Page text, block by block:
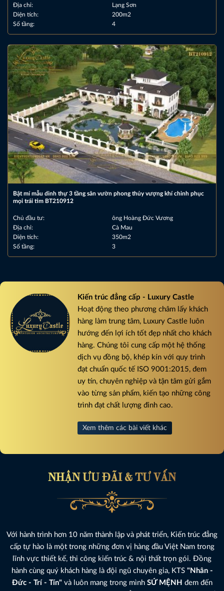
Địa chỉ:
Lạng Sơn
Diện tích:
200m2
Số tầng:
4
Bật mí mẫu dinh thự 3 tầng sân vườn phong thủy vượng khí chinh phục
mọi trái tim BT210912
Chủ đầu tư:
ông Hoàng Đức Vương
Địa chỉ:
Cà Mau
Diện tích:
350m2
Số tầng:
3
Kiến trúc đẳng cấp - Luxury Castle
Hoạt động theo phương châm lấy khách
hàng làm trung tâm, Luxury Castle luôn
hướng đến lợi ích tốt đẹp nhất cho khách
hàng. Chúng tôi cung cấp một hệ thống
dịch vụ đồng bộ, khép kín với quy trình
đạt chuẩn quốc tế ISO 9001:2015, đem
uy tín, chuyên nghiệp và tận tâm gửi gắm
vào từng sản phẩm, kiến tạo những công
trình đạt chất lượng đỉnh cao.
Xem thêm các bài viết khác
NHẬN ƯU ĐÃI & TƯ VẤN
Với hành trình hơn 10 năm thành lập và phát triển, Kiến trúc đẳng
cấp tự hào là một trong những đơn vị hàng đầu Việt Nam trong
lĩnh vực thiết kế, thi công kiến trúc & nội thất trọn gói. Đồng
hành cùng quý khách hàng là đội ngũ chuyên gia, KTS "Nhân -
Đức - Trí - Tín"và luôn mang trong mình SỨ MỆNH đem đến